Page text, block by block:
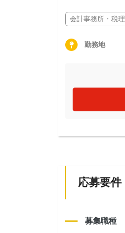
会計事務所・税
勤務地
応募要件
募集職種